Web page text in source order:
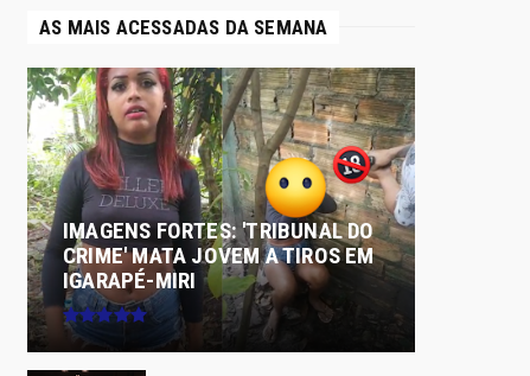
AS MAIS ACESSADAS DA SEMANA
IMAGENS FORTES: 'TRIBUNAL DO
CRIME' MATA JOVEM A TIROS EM
IGARAPÉ-MIRI